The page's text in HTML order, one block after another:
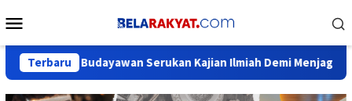
ke
Mobile
Terbaru
Budayawan Serukan Kajian Ilmiah Demi Menjaga Marwah